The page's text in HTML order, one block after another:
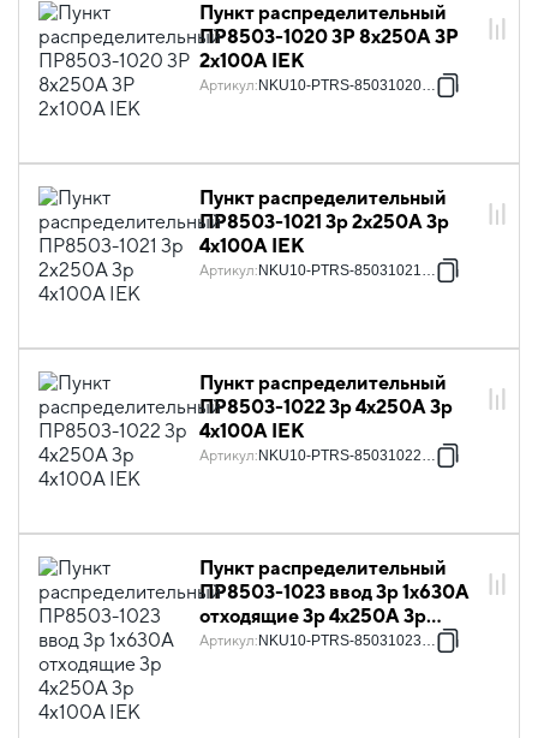
Пункт распределительный
ПР8503-1020 3Р 8х250А 3Р
2х100А IEK
Артикул: NKU10-PTRS-85031020-01
Пункт распределительный
ПР8503-1021 3p 2х250А 3p
4х100А IEK
Артикул: NKU10-PTRS-85031021-01
Пункт распределительный
ПР8503-1022 3p 4х250А 3p
4х100А IEK
Артикул: NKU10-PTRS-85031022-01
Пункт распределительный
ПР8503-1023 ввод 3p 1х630А
отходящие 3p 4х250А 3p
4х100А IEK
Артикул: NKU10-PTRS-85031023-01